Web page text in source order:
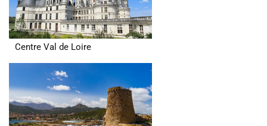
Centre Val de Loire